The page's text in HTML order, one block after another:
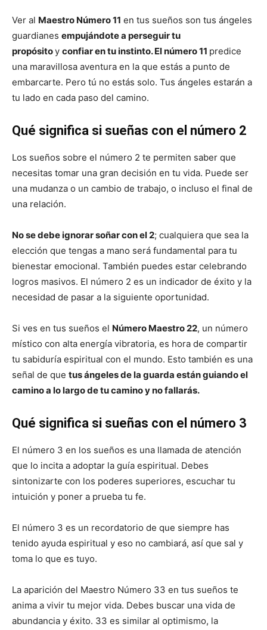
Ver al Maestro Número 11 en tus sueños son tus ángeles
guardianes empujándote a perseguir tu
propósitoy confiar en tu instinto. El número 11 predice
una maravillosa aventura en la que estás a punto de
embarcarte. Pero tú no estás solo. Tus ángeles estarán a
tu lado en cada paso del camino.
Qué significa si sueñas con el número 2
Los sueños sobre el número 2 te permiten saber que
necesitas tomar una gran decisión en tu vida. Puede ser
una mudanza o un cambio de trabajo, o incluso el final de
una relación.
No se debe ignorar soñar con el 2; cualquiera que sea la
elección que tengas a mano será fundamental para tu
bienestar emocional. También puedes estar celebrando
logros masivos. El número 2 es un indicador de éxito y la
necesidad de pasar a la siguiente oportunidad.
Si ves en tus sueños el Número Maestro 22, un número
místico con alta energía vibratoria, es hora de compartir
tu sabiduría espiritual con el mundo. Esto también es una
señal de que tus ángeles de la guarda están guiando el
camino a lo largo de tu camino y no fallarás.
Qué significa si sueñas con el número 3
El número 3 en los sueños es una llamada de atención
que lo incita a adoptar la guía espiritual. Debes
sintonizarte con los poderes superiores, escuchar tu
intuición y poner a prueba tu fe.
El número 3 es un recordatorio de que siempre has
tenido ayuda espiritual y eso no cambiará, así que sal y
toma lo que es tuyo.
La aparición del Maestro Número 33 en tus sueños te
anima a vivir tu mejor vida. Debes buscar una vida de
abundancia y éxito. 33 es similar al optimismo, la